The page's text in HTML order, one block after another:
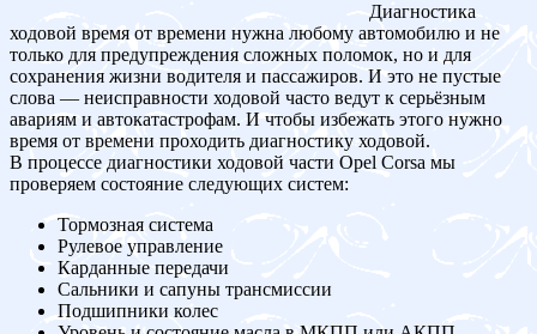
Диагностика
ходовой время от времени нужна любому автомобилю и не
только для предупреждения сложных поломок, но и для
сохранения жизни водителя и пассажиров. И это не пустые
слова — неисправности ходовой часто ведут к серьёзным
авариям и автокатастрофам. И чтобы избежать этого нужно
время от времени проходить диагностику ходовой.
В процессе диагностики ходовой части Opel Corsa мы
проверяем состояние следующих систем:
Тормозная система
Рулевое управление
Карданные передачи
Сальники и сапуны трансмиссии
Подшипники колес